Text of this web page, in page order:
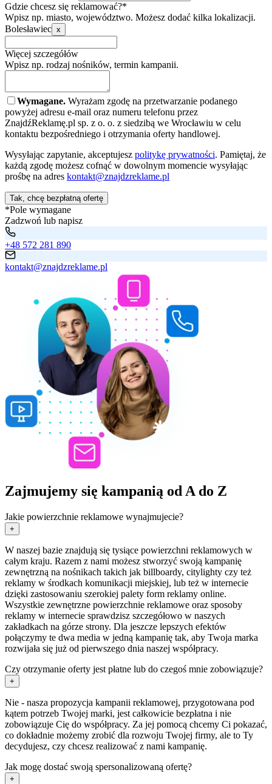
Gdzie chcesz się reklamować?*
Wpisz np. miasto, województwo. Możesz dodać kilka lokalizacji.
Bolesławiec x
Więcej szczegółów
Wpisz np. rodzaj nośników, termin kampanii.
Wymagane. Wyrażam zgodę na przetwarzanie podanego
powyżej adresu e-mail oraz numeru telefonu przez
ZnajdźReklamę.pl sp. z o. o. z siedzibą we Wrocławiu w celu
kontaktu bezpośredniego i otrzymania oferty handlowej.
Wysyłając zapytanie, akceptujesz politykę prywatności. Pamiętaj, że
każdą zgodę możesz cofnąć w dowolnym momencie wysyłając
prośbę na adres kontakt@znajdzreklame.pl
Tak, chcę bezpłatną ofertę
*Pole wymagane
Zadzwoń lub napisz
+48 572 281 890
kontakt@znajdzreklame.pl
Zajmujemy się kampanią od A do Z
Jakie powierzchnie reklamowe wynajmujecie?
+
W naszej bazie znajdują się tysiące powierzchni reklamowych w
całym kraju. Razem z nami możesz stworzyć swoją kampanię
zewnętrzną na nośnikach takich jak billboardy, citylighty czy też
reklamy w środkach komunikacji miejskiej, lub też w internecie
dzięki zastosowaniu szerokiej palety form reklamy online.
Wszystkie zewnętrzne powierzchnie reklamowe oraz sposoby
reklamy w internecie sprawdzisz szczegółowo w naszych
zakładkach na górze strony. Dla jeszcze lepszych efektów
połączymy te dwa media w jedną kampanię tak, aby Twoja marka
rozwijała się już od pierwszego dnia naszej współpracy.
Czy otrzymanie oferty jest płatne lub do czegoś mnie zobowiązuje?
+
Nie - nasza propozycja kampanii reklamowej, przygotowana pod
kątem potrzeb Twojej marki, jest całkowicie bezpłatna i nie
zobowiązuje Cię do współpracy. Za jej pomocą chcemy Ci pokazać,
co dokładnie możemy zrobić dla rozwoju Twojej firmy, ale to Ty
decydujesz, czy chcesz realizować z nami kampanię.
Jak mogę dostać swoją spersonalizowaną ofertę?
+